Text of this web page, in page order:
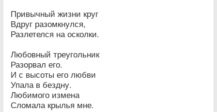
Привычный жизни круг
Вдруг разомкнулся,
Разлетелся на осколки.
Любовный треугольник
Разорвал его.
И с высоты его любви
Упала в бездну.
Любимого измена
Сломала крылья мне.